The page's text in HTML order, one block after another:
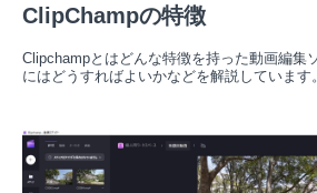
ClipChampの特徴
Clipchampとはどんな特徴を持った動画編集
にはどうすればよいかなどを解説しています。